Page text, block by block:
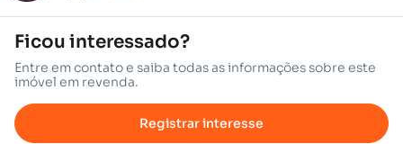
Ficou interessado?
Entre em contato e saiba todas as informações sobre este
imóvel em revenda.
Registrar interesse